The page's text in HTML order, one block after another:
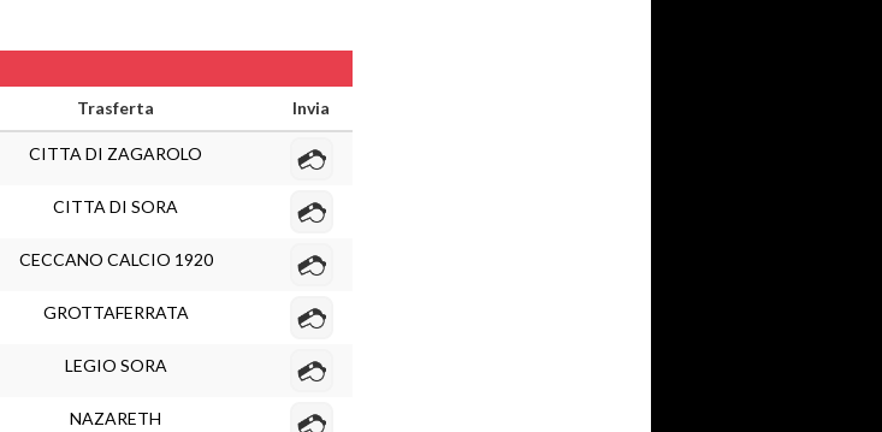
Trasferta Invia
CITTA DI ZAGAROLO
CITTA DI SORA
CECCANO CALCIO 1920
GROTTAFERRATA
LEGIO SORA
NAZARETH